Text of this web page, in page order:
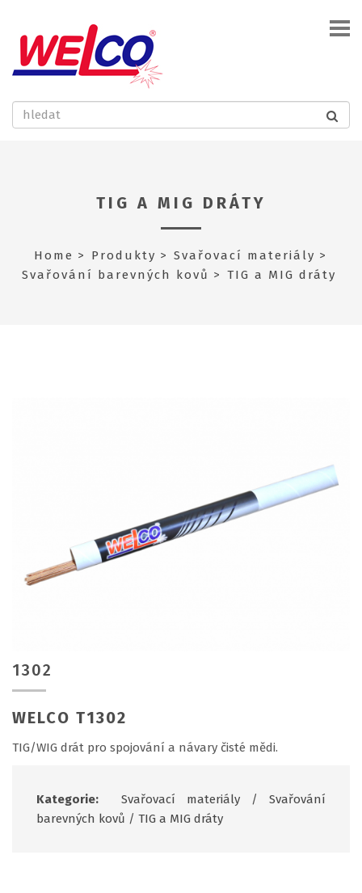
TIG A MIG DRÁTY
Home Produkty
Svařovací materiály
Svařování barevných kovů
TIG a MIG dráty
1302
WELCO T1302
TIG/WIG drát pro spojování a návary čisté mědi.
Kategorie: Svařovací materiály /
Svařování
barevných kovů / TIG a MIG dráty